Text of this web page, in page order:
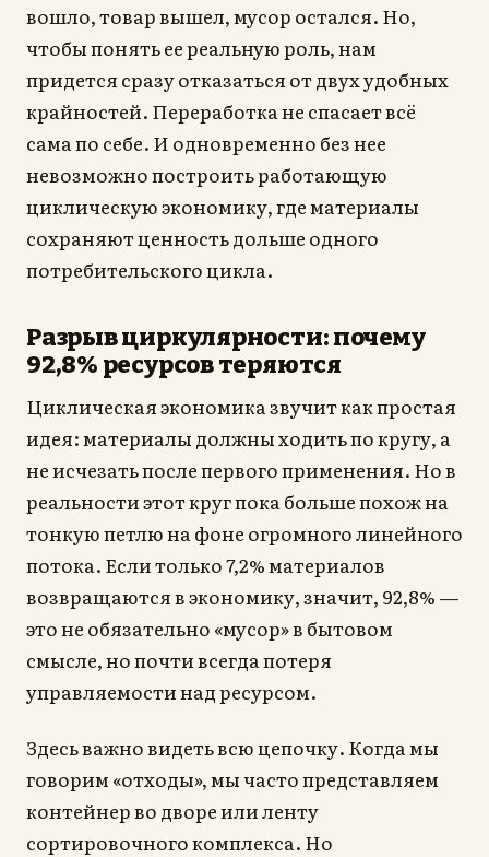
вошло, товар вышел, мусор остался. Но,
чтобы понять ее реальную роль, нам
придется сразу отказаться от двух удобных
крайностей. Переработка не спасает всё
сама по себе. И одновременно без нее
невозможно построить работающую
циклическую экономику, где материалы
сохраняют ценность дольше одного
потребительского цикла.
Разрыв циркулярности: почему
92,8% ресурсов теряются
Циклическая экономика звучит как простая
идея: материалы должны ходить по кругу, а
не исчезать после первого применения. Но в
реальности этот круг пока больше похож на
тонкую петлю на фоне огромного линейного
потока. Если только 7,2% материалов
возвращаются в экономику, значит, 92,8% —
это не обязательно «мусор» в бытовом
смысле, но почти всегда потеря
управляемости над ресурсом.
Здесь важно видеть всю цепочку. Когда мы
говорим «отходы», мы часто представляем
контейнер во дворе или ленту
сортировочного комплекса. Но